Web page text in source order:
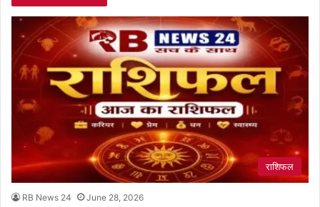
राशिफल
RB News 24 June 28, 2026